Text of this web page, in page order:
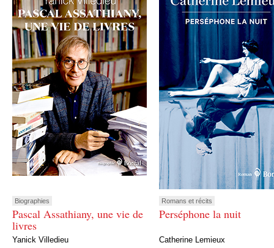
Biographies
Pascal Assathiany, une vie de
livres
Yanick Villedieu
Romans et récits
Perséphone la nuit
Catherine Lemieux